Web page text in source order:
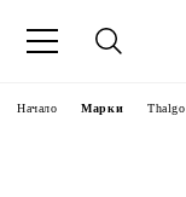
Начало Марки Thalgo